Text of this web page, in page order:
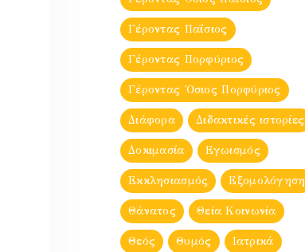
Γέροντας Παΐσιος
Γέροντας Πορφύριος
Γέροντας Ὀσιος Πορφύριος
Διάφορα Διδακτικές ιστορίες
Δοκιμασία Εγωισμός
Εκκλησιασμός Εξομολόγηση
Θάνατος Θεία Κοινωνία
Θεός Θυμός Ιατρικά